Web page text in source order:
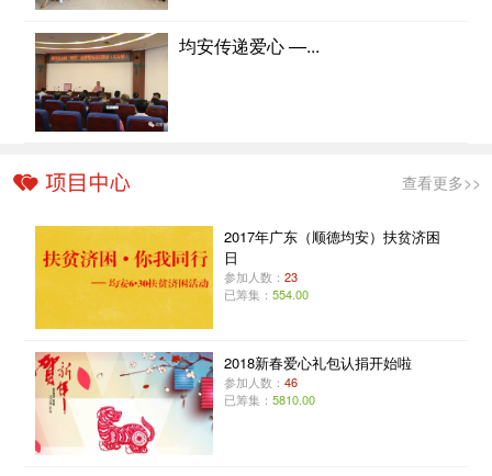
均安传递爱心 —...
查看更多>>
2017年广东（顺德均安）扶贫济困
日
参加人数： 23
已筹集： 554.00
2018新春爱心礼包认捐开始啦
参加人数： 46
已筹集： 5810.00